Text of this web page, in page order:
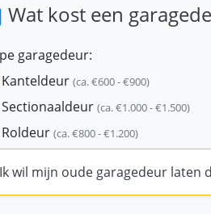
Wat kost een
garagedeur:
Kanteldeur (ca. €600 - €900)
Sectionaaldeur (ca. €1.000 - €1.500)
Roldeur (ca. €800 - €1.200)
Ik wil mijn oude garagedeur laten